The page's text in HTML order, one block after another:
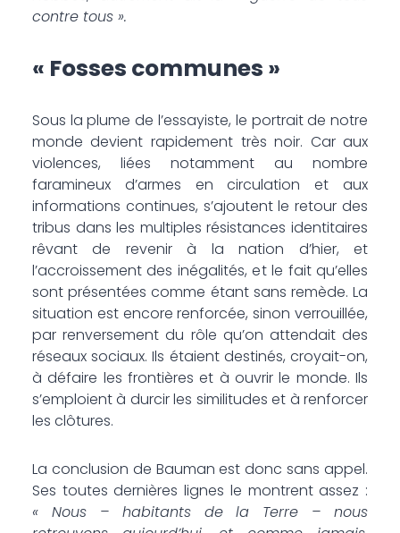
contre tous ».
« Fosses communes »
Sous la plume de l’essayiste, le portrait de notre
monde devient rapidement très noir. Car aux
violences, liées notamment au nombre
faramineux d’armes en circulation et aux
informations continues, s’ajoutent le retour des
tribus dans les multiples résistances identitaires
rêvant de revenir à la nation d’hier, et
l’accroissement des inégalités, et le fait qu’elles
sont présentées comme étant sans remède. La
situation est encore renforcée, sinon verrouillée,
par renversement du rôle qu’on attendait des
réseaux sociaux. Ils étaient destinés, croyait-on,
à défaire les frontières et à ouvrir le monde. Ils
s’emploient à durcir les similitudes et à renforcer
les clôtures.
La conclusion de Bauman est donc sans appel.
Ses toutes dernières lignes le montrent assez :
« Nous – habitants de la Terre – nous